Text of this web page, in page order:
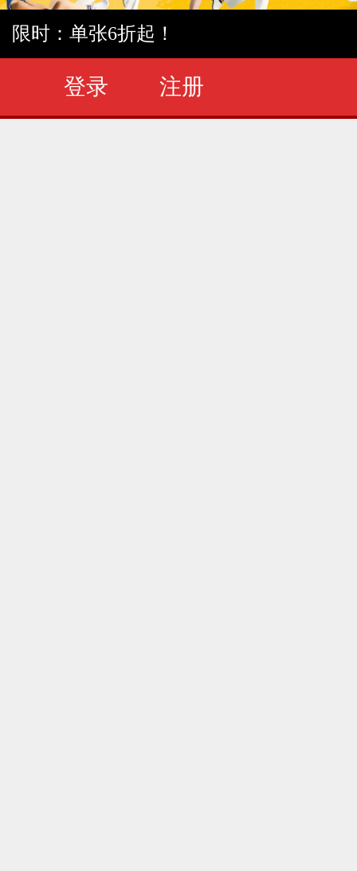
限时：单张6折起！
登录 注册